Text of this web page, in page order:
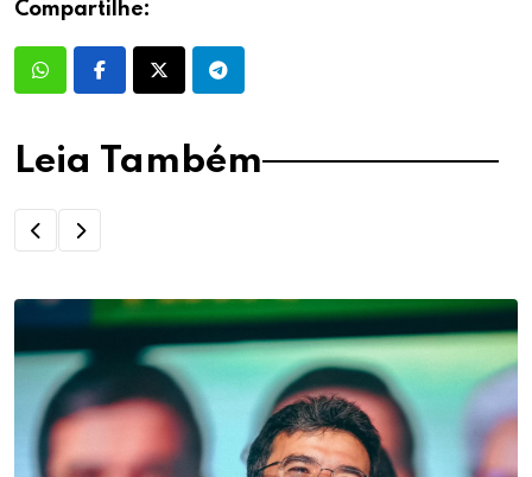
Compartilhe:
Leia Também